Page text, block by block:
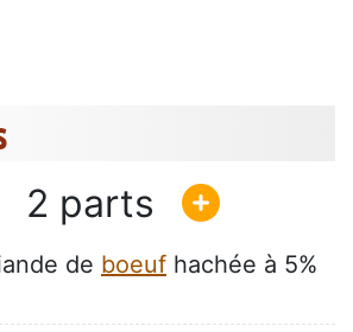
2
de boeuf hachée à 5%